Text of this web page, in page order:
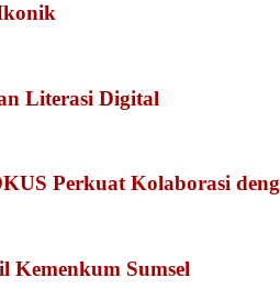
Literasi Digital
Perkuat Kolaborasi
Sumsel